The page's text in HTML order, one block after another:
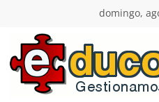
contenido
domingo,
E-